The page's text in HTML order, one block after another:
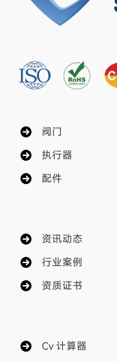
阀门
执行器
配件
资讯动态
行业案例
资质证书
Cv 计算器